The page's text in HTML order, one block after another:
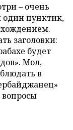
– очень
один пунктик,
заголовки:
будет
Мол,
в